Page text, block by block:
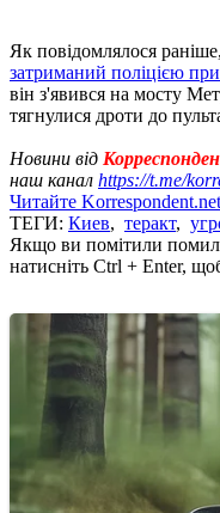
Як повідомлялося
затриманий поліцією
він з'явився на мосту
тягнулися дроти до
Новини від
наш канал https://t.me/
Читайте
ТЕГИ: Киев, теракт,
Якщо ви помітили
натисніть Ctrl + Enter,